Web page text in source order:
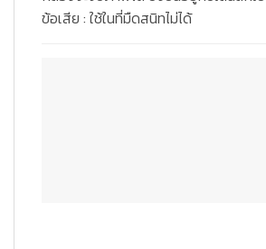
ข้อเสีย : ใช้ในที่มืดสนิทไม่ได้